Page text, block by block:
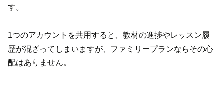
す。
1つのアカウントを共用すると、教材の進捗やレッスン履
歴が混ざってしまいますが、ファミリープランならその心
配はありません。